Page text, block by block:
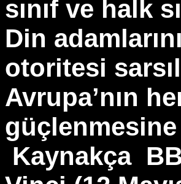
sınıf ve halk
Din
otoritesi
Avrupa’nın
Kaynakça